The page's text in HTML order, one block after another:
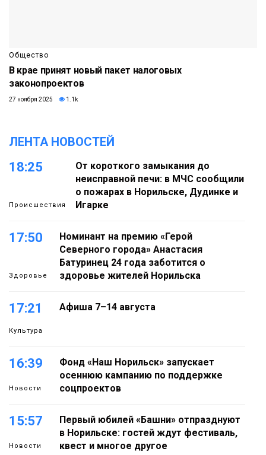
Общество
В крае принят новый пакет налоговых
законопроектов
27 ноября 2025 1.1k
ЛЕНТА НОВОСТЕЙ
18:25
Происшествия
От короткого замыкания до
неисправной печи: в МЧС сообщили
о пожарах в Норильске, Дудинке и
Игарке
17:50
Здоровье
Номинант на премию «Герой
Северного города» Анастасия
Батуринец 24 года заботится о
здоровье жителей Норильска
17:21
Культура
Афиша 7–14 августа
16:39
Новости
Фонд «Наш Норильск» запускает
осеннюю кампанию по поддержке
соцпроектов
15:57
Новости
Первый юбилей «Башни» отпразднуют
в Норильске: гостей ждут фестиваль,
квест и многое другое